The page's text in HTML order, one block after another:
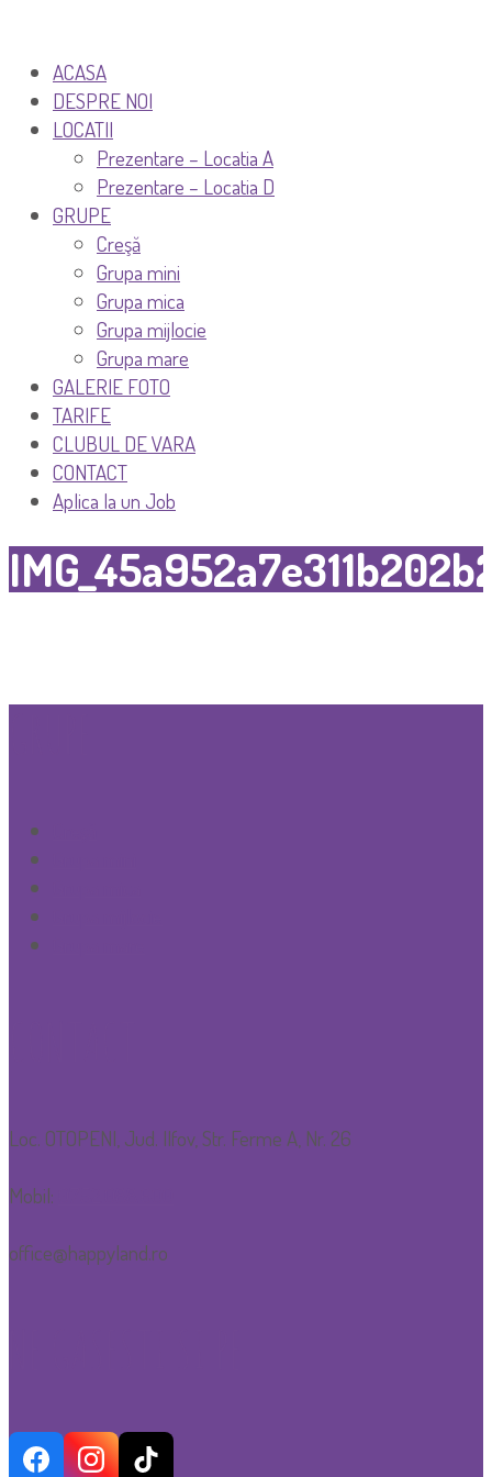
ACASA
DESPRE NOI
LOCATII
Prezentare – Locatia A
Prezentare – Locatia D
GRUPE
Creşă
Grupa mini
Grupa mica
Grupa mijlocie
Grupa mare
GALERIE FOTO
TARIFE
CLUBUL DE VARA
CONTACT
Aplica la un Job
Loc. OTOPENI, Jud. Ilfov, Str. Ferme A, Nr. 26
Mobil:
office@happyland.ro